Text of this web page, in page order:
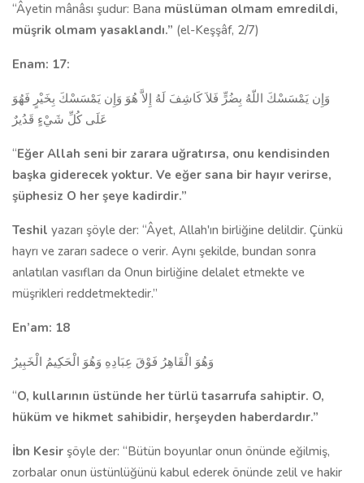
“Âyetin mânâsı şudur: Bana müslüman olmam emredildi,
müşrik olmam yasaklandı.” (el-Keşşâf, 2/7)
Enam: 17:
وَإِن يَمْسَسْكَ اللّهُ بِضُرٍّ فَلاَ كَاشِفَ لَهُ إِلاَّ هُوَ وَإِن يَمْسَسْكَ بِخَيْرٍ فَهُوَ
عَلَى كُلِّ شَيْءٍ قَدُيرٌ
“Eğer Allah seni bir zarara uğratırsa, onu ken­disinden
başka giderecek yoktur. Ve eğer sana bir ha­yır verirse,
şüphesiz O her şeye kadirdir.”
Teshil ya­zarı şöyle der: “Âyet, Allah'ın birliğine delildir. Çünkü
hayrı ve zararı sa­dece o verir. Aynı şekilde, bundan sonra
anlatılan vasıfları da Onun birliğine delalet etmekte ve
müşrikleri reddetmektedir.”
En’am: 18
وَهُوَ الْقَاهِرُ فَوْقَ عِبَادِهِ وَهُوَ الْحَكِيمُ الْخَبِيرُ
“O, kullarının üstünde her türlü tasarrufa sa­hiptir. O,
hüküm ve hikmet sahibidir, herşeyden haber­dardır.”
İbn Kesir şöyle der: “Bütün boyunlar onun önünde eğilmiş,
zorbalar onun üstünlüğünü kabul ederek önünde zelil ve hakir